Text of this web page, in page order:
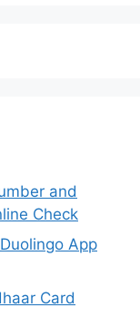
and
Check
App
Card